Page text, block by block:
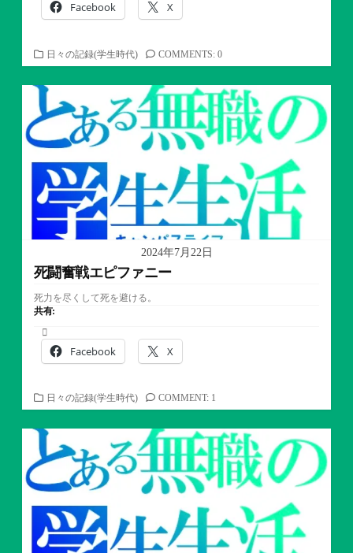
Facebook X
カ
テ
ゴ
ー
日々の記録(学生時代) COMMENTS: 0
2024年7月22日
死闘奮戦エピファニー
死力を尽くして死を避ける。
共有:
Facebook X
カ
テ
ゴ
ー
日々の記録(学生時代) COMMENT: 1